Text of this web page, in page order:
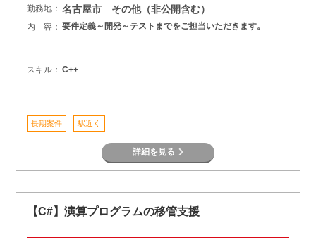
勤務地： 名古屋市 その他（非公開含む）
内 容： 要件定義～開発～テストまでをご担当いただきます。
スキル： C++
長期案件 駅近く
詳細を見る
【C#】演算プログラムの移管支援